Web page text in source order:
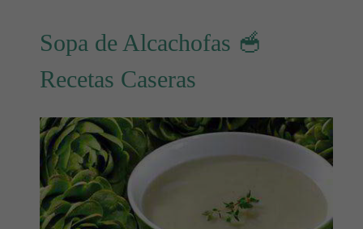
Sopa de Alcachofas 🥣
Recetas Caseras